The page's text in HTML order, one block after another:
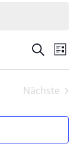
Suche
und
SucheListe
Nächste